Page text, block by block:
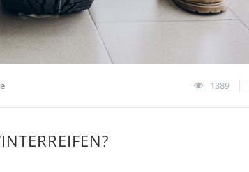
1389